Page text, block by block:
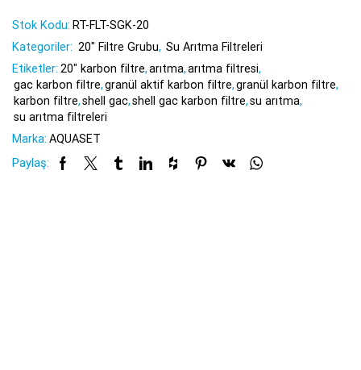
Stok Kodu: RT-FLT-SGK-20
Kategoriler: 20" Filtre Grubu, Su Arıtma Filtreleri
Etiketler: 20" karbon filtre,arıtma,arıtma filtresi,
gac karbon filtre,granül aktif karbon filtre,granül karbon filtre,
karbon filtre,shell gac,shell gac karbon filtre,su arıtma,
su arıtma filtreleri
Marka: AQUASET
Paylaş: